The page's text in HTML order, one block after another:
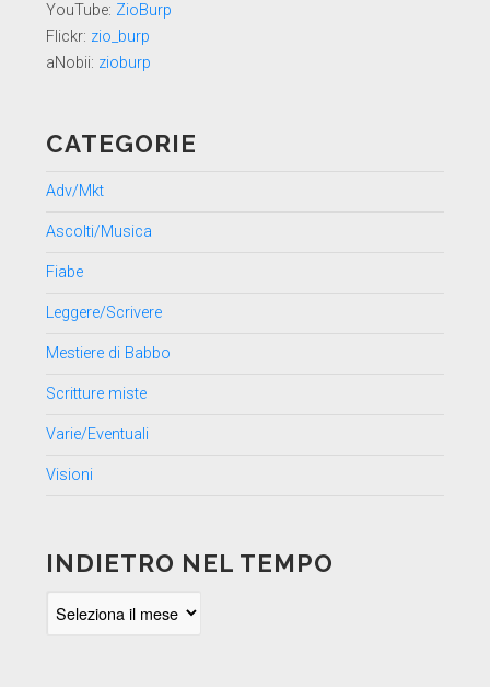
YouTube: ZioBurp
Flickr: zio_burp
aNobii: zioburp
CATEGORIE
Adv/Mkt
Ascolti/Musica
Fiabe
Leggere/Scrivere
Mestiere di Babbo
Scritture miste
Varie/Eventuali
Visioni
INDIETRO NEL TEMPO